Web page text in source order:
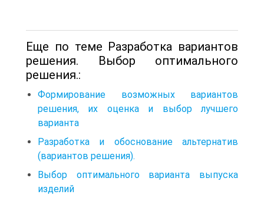
Еще по теме Разработка вариантов
решения. Выбор оптимального
решения.:
Формирование возможных вариантов
решения, их оценка и выбор лучшего
варианта
Разработка и обоснование альтернатив
(вариантов решения).
Выбор оптимального варианта выпуска
изделий